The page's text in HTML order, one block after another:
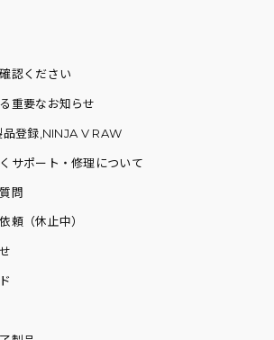
認ください
重要なお知らせ
品登録,NINJA V RAW
サポート・修理について
問
頼（休止中）